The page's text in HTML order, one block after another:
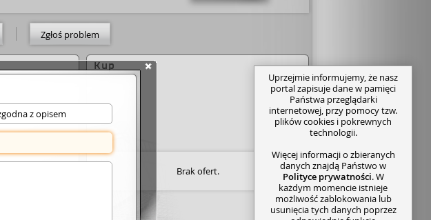
Zgłoś problem
Kup
Brak ofert.
Uprzejmie informujemy, że nasz
portal zapisuje dane w pamięci
Państwa przeglądarki
internetowej, przy pomocy tzw.
plików cookies i pokrewnych
technologii.
Więcej informacji o zbieranych
danych znajdą Państwo w
Polityce prywatności. W
każdym momencie istnieje
możliwość zablokowania lub
usunięcia tych danych poprzez